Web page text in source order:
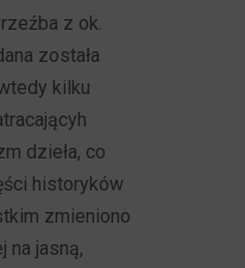
z ok.
została
kilku
dzieła, co
historyków
zmieniono
na jasną,